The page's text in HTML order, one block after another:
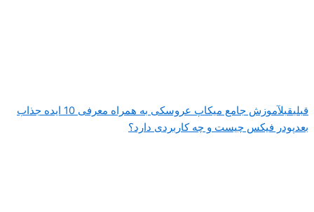
قبلیقبلآموزش جامع میکاپ عروسکی به همراه معرفی 10 ایده جذاب
بعدپودر فیکس چیست و چه کاربردی دارد؟